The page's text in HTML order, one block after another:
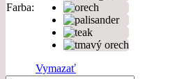
Farba
Vymazať